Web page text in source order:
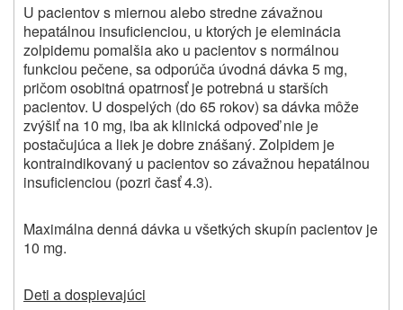
U pacientov s miernou alebo stredne závažnou
hepatálnou insuficienciou, u ktorých je eleminácia
zolpidemu pomalšia ako u pacientov s normálnou
funkciou pečene, sa odporúča úvodná dávka 5 mg,
pričom osobitná opatrnosť je potrebná u starších
pacientov. U dospelých (do 65 rokov) sa dávka môže
zvýšiť na 10 mg, iba ak klinická odpoveď nie je
postačujúca a liek je dobre znášaný. Zolpidem je
kontraindikovaný u pacientov so závažnou hepatálnou
insuficienciou (pozri časť 4.3).
Maximálna denná dávka u všetkých skupín pacientov je
10 mg.
Deti a dospievajúci